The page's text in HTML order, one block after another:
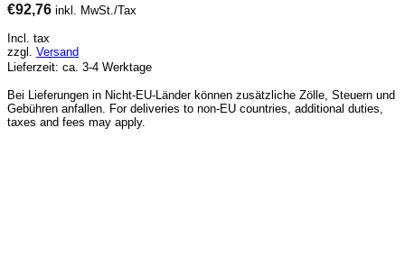
€92,76 inkl. MwSt./Tax
Incl. tax
zzgl. Versand
Lieferzeit: ca. 3-4 Werktage
Bei Lieferungen in Nicht-EU-Länder können zusätzliche Zölle, Steuern und
Gebühren anfallen. For deliveries to non-EU countries, additional duties,
taxes and fees may apply.